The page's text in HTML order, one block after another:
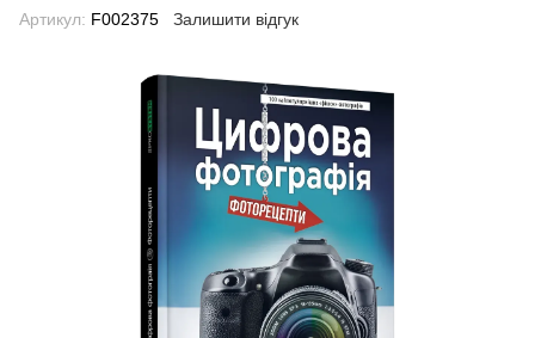
Артикул: F002375 Залишити відгук